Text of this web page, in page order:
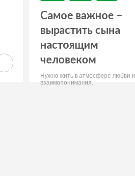
Самое важное –
вырастить сына
настоящим
человеком
Нужно жить в атмосфере любви и
взаимопонимания.